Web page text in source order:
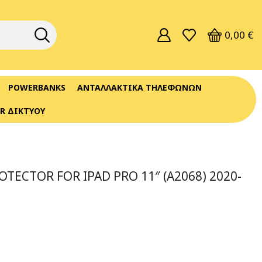
0,00 €
POWERBANKS ΑΝΤΑΛΛΑΚΤΙΚΆ ΤΗΛΕΦΏΝΩΝ
ΔΙΚΤΎΟΥ
FOR IPAD PRO 11″ (A2068) 2020-